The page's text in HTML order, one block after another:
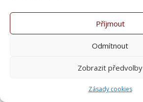
Příjmout
Odmítnout
Zobrazit předvolby
Zásady cookies